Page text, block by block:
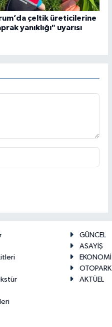
çeltik üreticilerine
yanıklığı" uyarısı
GÜNCEL
ASAYİŞ
EKONOMİ
OTOPARK
AKTÜEL